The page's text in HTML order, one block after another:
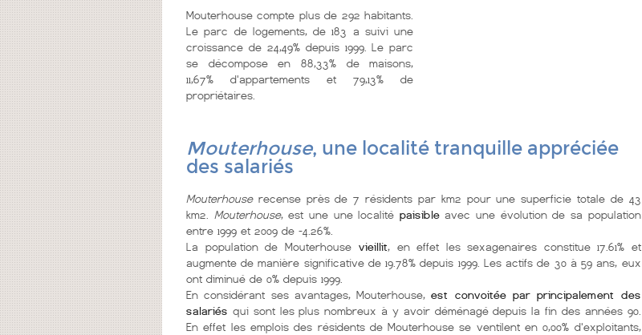
Mouterhouse compte plus de 292 habitants.
Le parc de logements, de 183 a suivi une
croissance de 24,49% depuis 1999. Le parc
se décompose en 88,33% de maisons,
11,67% d'appartements et 79,13% de
propriétaires.
Mouterhouse, une localité tranquille appréciée
des salariés
Mouterhouserecense près de 7 résidents par km2 pour une superficie totale de 43
km2. Mouterhouse, est une une localité paisibleavec une évolution de sa population
entre 1999 et 2009 de -4.26%.
La population de Mouterhousevieillit, en effet les sexagenaires constitue 17.61% et
augmente de manière significative de 19.78% depuis 1999. Les actifs de 30 à 59 ans, eux
ont diminué de 0% depuis 1999.
En considérant ses avantages, Mouterhouse,est convoitée par principalement des
salariés qui sont les plus nombreux à y avoir déménagé depuis la fin des années 90.
En effet les emplois des résidents de Mouterhouse se ventilent en 0,00% d'exploitants,